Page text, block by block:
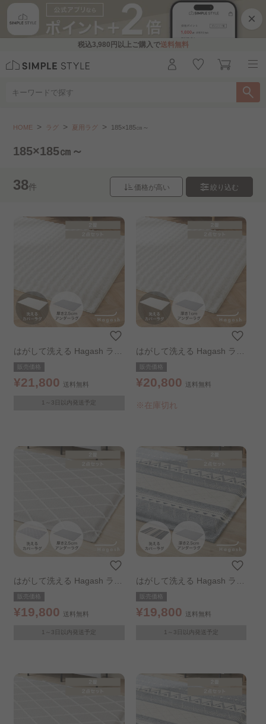
×
税込3,980円 以上ご購入で送料無料
HOME ラグ 夏用ラグ 185×185㎝～
185×235㎝～
185×185㎝～
38件 価格が高い 絞り込む
はがして洗える Hagash ラグ
セット ラビットファー調 185
×185cm
販売価格
¥21,800 送料無料
1～3日以内発送予定
はがして洗える Hagash ラグ
セット ラビットファー調 185
×185cm
販売価格
¥20,800 送料無料
※在庫切れ
はがして洗える Hagash ラグ
セット ベニワレン風 185×18
5cm
販売価格
¥19,800 送料無料
1～3日以内発送予定
はがして洗える Hagash ラグ
セット オルテガ風 185×185c
m
販売価格
¥19,800 送料無料
1～3日以内発送予定